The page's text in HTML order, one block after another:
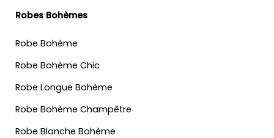
Robes Bohèmes
Robe Bohème
Robe Bohème Chic
Robe Longue Bohème
Robe Bohème Champêtre
Robe Blanche Bohème